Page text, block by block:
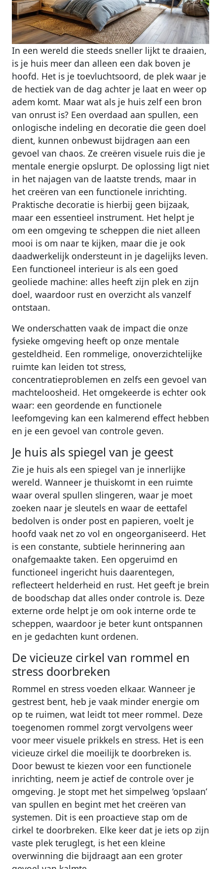
In een wereld die steeds sneller lijkt te draaien,
is je huis meer dan alleen een dak boven je
hoofd. Het is je toevluchtsoord, de plek waar je
de hectiek van de dag achter je laat en weer op
adem komt. Maar wat als je huis zelf een bron
van onrust is? Een overdaad aan spullen, een
onlogische indeling en decoratie die geen doel
dient, kunnen onbewust bijdragen aan een
gevoel van chaos. Ze creëren visuele ruis die je
mentale energie opslurpt. De oplossing ligt niet
in het najagen van de laatste trends, maar in
het creëren van een functionele inrichting.
Praktische decoratie is hierbij geen bijzaak,
maar een essentieel instrument. Het helpt je
om een omgeving te scheppen die niet alleen
mooi is om naar te kijken, maar die je ook
daadwerkelijk ondersteunt in je dagelijks leven.
Een functioneel interieur is als een goed
geoliede machine: alles heeft zijn plek en zijn
doel, waardoor rust en overzicht als vanzelf
ontstaan.
We onderschatten vaak de impact die onze
fysieke omgeving heeft op onze mentale
gesteldheid. Een rommelige, onoverzichtelijke
ruimte kan leiden tot stress,
concentratieproblemen en zelfs een gevoel van
machteloosheid. Het omgekeerde is echter ook
waar: een geordende en functionele
leefomgeving kan een kalmerend effect hebben
en je een gevoel van controle geven.
Je huis als spiegel van je geest
Zie je huis als een spiegel van je innerlijke
wereld. Wanneer je thuiskomt in een ruimte
waar overal spullen slingeren, waar je moet
zoeken naar je sleutels en waar de eettafel
bedolven is onder post en papieren, voelt je
hoofd vaak net zo vol en ongeorganiseerd. Het
is een constante, subtiele herinnering aan
onafgemaakte taken. Een opgeruimd en
functioneel ingericht huis daarentegen,
reflecteert helderheid en rust. Het geeft je brein
de boodschap dat alles onder controle is. Deze
externe orde helpt je om ook interne orde te
scheppen, waardoor je beter kunt ontspannen
en je gedachten kunt ordenen.
De vicieuze cirkel van rommel en
stress doorbreken
Rommel en stress voeden elkaar. Wanneer je
gestrest bent, heb je vaak minder energie om
op te ruimen, wat leidt tot meer rommel. Deze
toegenomen rommel zorgt vervolgens weer
voor meer visuele prikkels en stress. Het is een
vicieuze cirkel die moeilijk te doorbreken is.
Door bewust te kiezen voor een functionele
inrichting, neem je actief de controle over je
omgeving. Je stopt met het simpelweg ‘opslaan’
van spullen en begint met het creëren van
systemen. Dit is een proactieve stap om de
cirkel te doorbreken. Elke keer dat je iets op zijn
vaste plek teruglegt, is het een kleine
overwinning die bijdraagt aan een groter